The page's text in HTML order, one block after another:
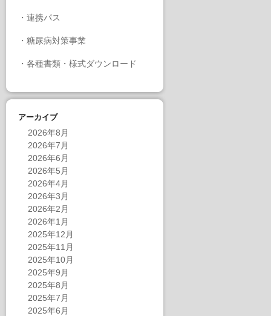
・ 連携パス
・ 糖尿病対策事業
・ 各種書類・様式ダウンロード
アーカイブ
2026年8月
2026年7月
2026年6月
2026年5月
2026年4月
2026年3月
2026年2月
2026年1月
2025年12月
2025年11月
2025年10月
2025年9月
2025年8月
2025年7月
2025年6月